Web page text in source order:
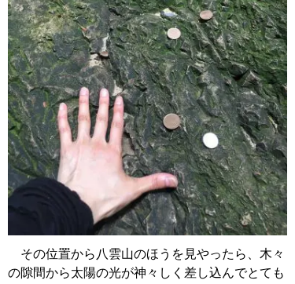
その位置から八雲山のほうを見やったら、木々
の隙間から太陽の光が神々しく差し込んでとても